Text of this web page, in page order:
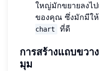
ใหญ่มักขยายลงไ
ของคุณ ซึ่งมักมีใ
chart
ที่ดี
การสร้างแถบขวา
มุม